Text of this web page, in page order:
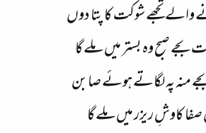
والے تجھے شوکت کا پتا دوں
صبح وہ بستر میں ملے گا
منہ پہ لگاتے ہوئے صابن
صفا کاوشِ ریزر میں ملے گا